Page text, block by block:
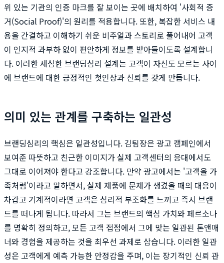
위 있는 기관의 인증 마크를 잘 보이는 곳에 배치하여 '사회적 증
거(Social Proof)'의 원리를 적용합니다. 또한, 복잡한 서비스 내
용을 간결하고 이해하기 쉬운 비주얼과 스토리로 풀어내어 고객
이 인지적 과부하 없이 편안하게 정보를 받아들이도록 설계합니
다. 이러한 세심한 브랜딩심리 설계는 고객이 자신도 모르는 사이
에 브랜드에 대한 긍정적인 첫인상과 신뢰를 갖게 만듭니다.
의미 있는 관계를 구축하는 일관성
브랜딩심리의 핵심은 일관성입니다. 김팀장은 광고 캠페인에서
보여준 따뜻하고 친근한 이미지가 실제 고객센터의 응대에서도
그대로 이어져야 한다고 강조합니다. 만약 광고에서는 '고객을 가
족처럼'이라고 말하면서, 실제 제품에 문제가 생겼을 때의 대응이
차갑고 기계적이라면 고객은 심리적 부조화를 느끼고 즉시 브랜
드를 떠나게 됩니다. 따라서 그는 브랜드의 핵심 가치와 페르소나
를 명확히 정의하고, 모든 고객 접점에서 그에 맞는 일관된 톤앤매
너와 경험을 제공하는 것을 최우선 과제로 삼습니다. 이러한 일관
성은 고객에게 예측 가능한 안정감을 주며, 이는 장기적인 신뢰 관